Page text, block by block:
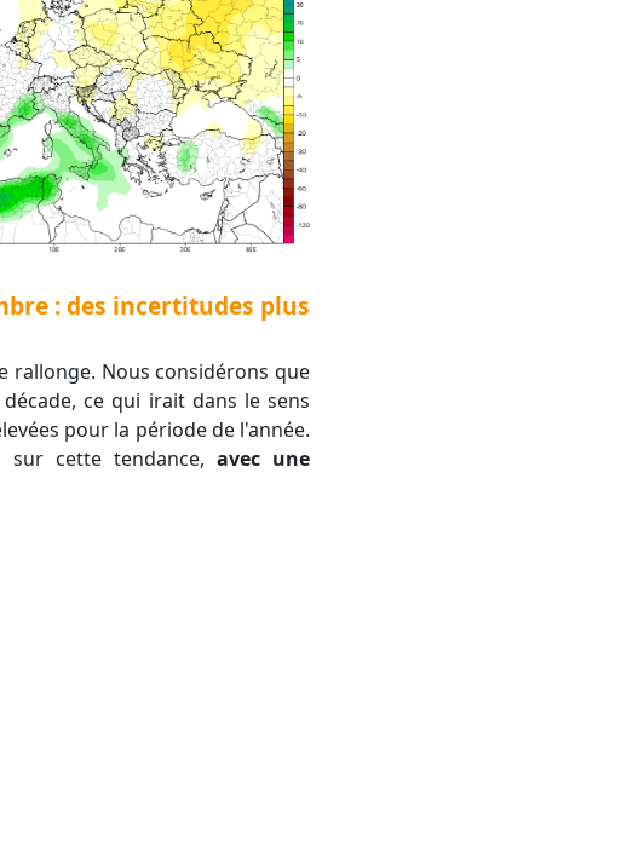
: des incertitudes plus
ce qui irait dans le sens
pour la période de l'année.
sur cette tendance,avec une